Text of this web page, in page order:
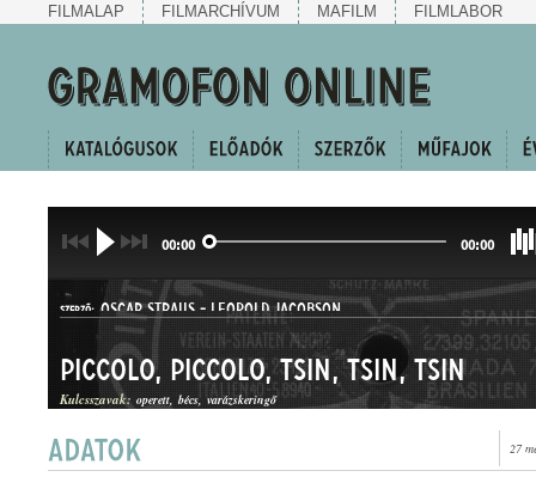
FILMALAP FILMARCHÍVUM MAFILM FILMLABOR
00:00 00:00
SZERZŐ: OSCAR STRAUS - LEOPOLD JACOBSON
Piccolo, Piccolo, tsin, tsin, tsin
Kulcsszavak: operett bécs varázskeringő
27